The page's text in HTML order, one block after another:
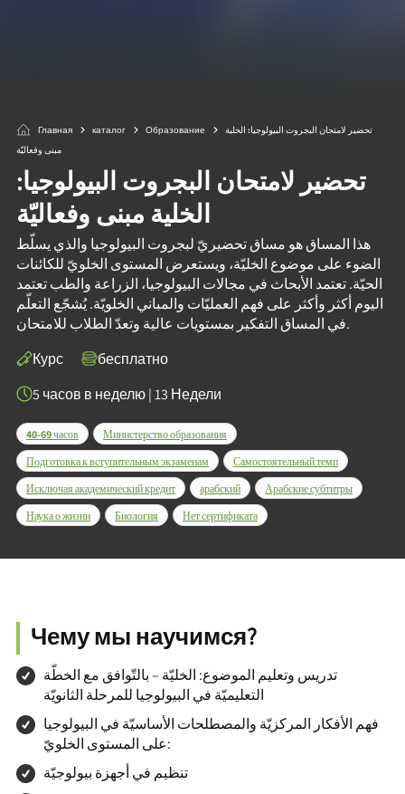
Главная каталог Образование
تحضير لامتحان البجروت البيولوجيا: الخلية
مبنى وفعاليّة
تحضير لامتحان البجروت البيولوجيا:
الخلية مبنى وفعاليّة
هذا المساق هو مساق تحضيريّ لبجروت البيولوجيا والذي يسلّط
الضوء على موضوع الخليّة، ويستعرض المستوى الخلويّ للكائنات
الحيّة. تعتمد الأبحاث في مجالات البيولوجيا، الزراعة والطب تعتمد
اليوم أكثر وأكثر على فهم العمليّات والمباني الخلويّة. يُشجّع التعلّم
في المساق التفكير بمستويات عالية وتعدّ الطلاب للامتحان.
Курс
бесплатно
5 часов в неделю|13 Недели
40-69 часов
Министерство образования
Подготовка к вступительным экзаменам
Самостоятельный темп
Исключая академический кредит
арабский
Арабские субтитры
Наука о жизни
Биология Нет сертификата
Чему мы научимся?
تدريس وتعليم الموضوع: الخليّة – بالتّوافق مع الخطّة
التعليميّة في البيولوجيا للمرحلة الثانويّة
فهم الأفكار المركزيّة والمصطلحات الأساسيّة في البيولوجيا
على المستوى الخلويّ:
تنظيم في أجهزة بيولوجيّة